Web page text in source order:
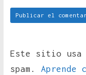
Este sitio usa
spam. Aprende